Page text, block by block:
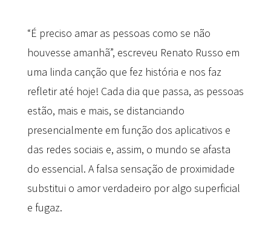
“É preciso amar as pessoas como se não
houvesse amanhã”, escreveu Renato Russo em
uma linda canção que fez história e nos faz
refletir até hoje! Cada dia que passa, as pessoas
estão, mais e mais, se distanciando
presencialmente em função dos aplicativos e
das redes sociais e, assim, o mundo se afasta
do essencial. A falsa sensação de proximidade
substitui o amor verdadeiro por algo superficial
e fugaz.